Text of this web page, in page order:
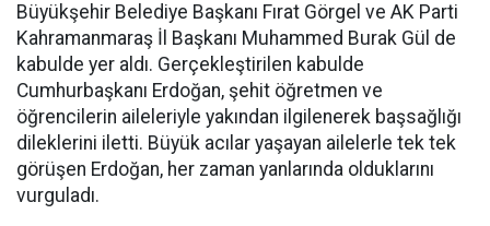
Büyükşehir Belediye Başkanı Fırat Görgel ve AK Parti
Kahramanmaraş İl Başkanı Muhammed Burak Gül de
kabulde yer aldı. Gerçekleştirilen kabulde
Cumhurbaşkanı Erdoğan, şehit öğretmen ve
öğrencilerin aileleriyle yakından ilgilenerek başsağlığı
dileklerini iletti. Büyük acılar yaşayan ailelerle tek tek
görüşen Erdoğan, her zaman yanlarında olduklarını
vurguladı.